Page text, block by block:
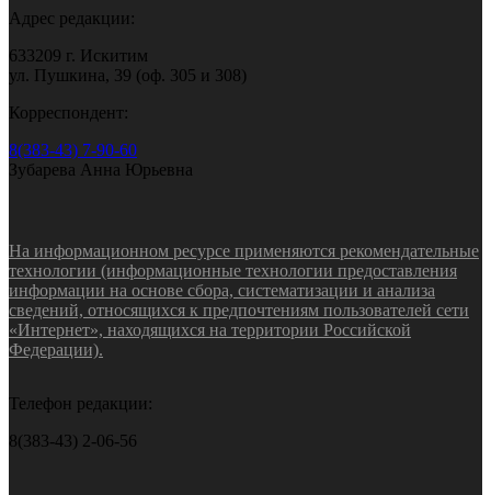
Адрес редакции:
633209 г. Искитим
ул. Пушкина, 39 (оф. 305 и 308)
Корреспондент:
8(383-43) 7-90-60
Зубарева Анна Юрьевна
На информационном ресурсе применяются рекомендательные
технологии (информационные технологии предоставления
информации на основе сбора, систематизации и анализа
сведений, относящихся к предпочтениям пользователей сети
«Интернет», находящихся на территории Российской
Федерации).
Телефон редакции:
8(383-43) 2-06-56